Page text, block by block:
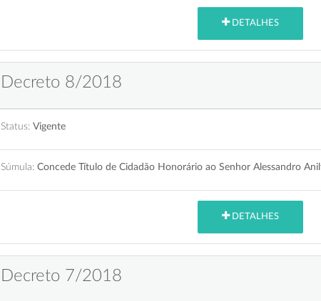
DETALHES
Decreto 8/2018
Status: Vigente
Súmula: Concede Título de Cidadão Honorário ao Senhor Alessandro
DETALHES
Decreto 7/2018